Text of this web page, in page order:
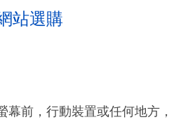
站選購
幕前，行動裝置或任何地方，